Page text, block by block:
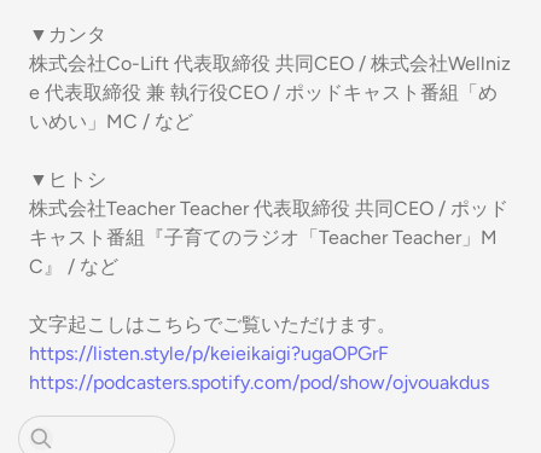
▼カンタ
株式会社Co-Lift 代表取締役 共同CEO / 株式会社Wellniz
e 代表取締役 兼 執行役CEO / ポッドキャスト番組「め
いめい」MC / など
▼ヒトシ
株式会社Teacher Teacher 代表取締役 共同CEO / ポッド
キャスト番組『子育てのラジオ「Teacher Teacher」M
C』 / など
文字起こしはこちらでご覧いただけます。
https://listen.style/p/keieikaigi?ugaOPGrF
https://podcasters.spotify.com/pod/show/ojvouakdus